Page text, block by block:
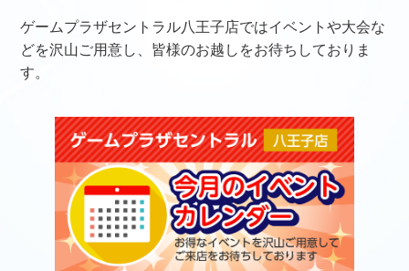
ゲームプラザセントラル八王子店ではイベントや大会な
どを沢山ご用意し、皆様のお越しをお待ちしておりま
す。